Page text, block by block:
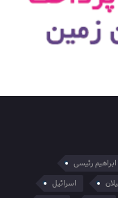
ابراهیم رئیسی
اسرائیل